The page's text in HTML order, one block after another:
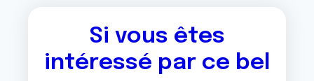
Si vous êtes
intéressé par ce bel